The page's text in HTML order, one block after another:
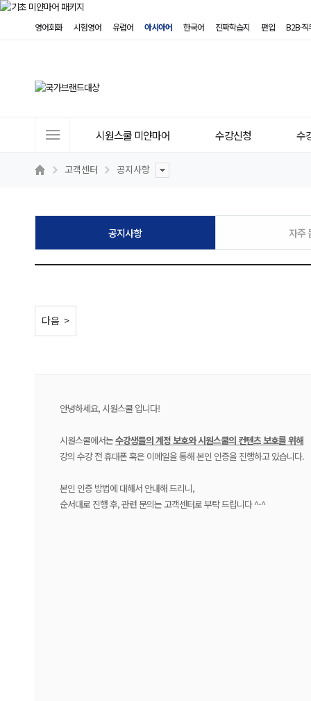
영어회화 시험영어 유럽어 아시아어 한국어 진짜학습지 편입 B2B·
트
시원스쿨 미얀마어 수강신청 수
고객센터 공지사항
공지사항 자주
< 이전
다음 >
안녕하세요, 시원스쿨 입니다!
시원스쿨에서는수강생들의 계정 보호와 시원스쿨의 컨텐츠 보호를 위해
강의 수강 전 휴대폰 혹은 이메일을 통해 본인 인증을 진행하고 있습니다.
본인 인증 방법에 대해서 안내해 드리니,
순서대로 진행 후, 관련 문의는 고객센터로 부탁 드립니다 ^-^